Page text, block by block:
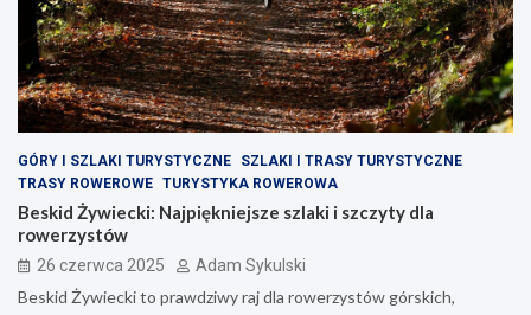
GÓRY I SZLAKI TURYSTYCZNE
SZLAKI I TRASY TURYSTYCZNE
TRASY ROWEROWE TURYSTYKA ROWEROWA
Beskid Żywiecki: Najpiękniejsze szlaki i szczyty dla
rowerzystów
26 czerwca 2025 Adam Sykulski
Beskid Żywiecki to prawdziwy raj dla rowerzystów górskich,